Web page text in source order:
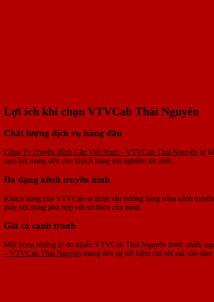
Lợi ích khi chọn VTVCab Thái Nguyên
Chất lượng dịch vụ hàng đầu
Công Ty Truyền Hình Cáp Việt Nam – VTVCab Thái Nguyên tự
cam kết mang đến cho khách hàng trải nghiệm tốt nhất.
Đa dạng kênh truyền hình
Khách hàng của VTVCab sẽ được tận hưởng hàng trăm kênh
thấy nội dung phù hợp với sở thích của mình.
Giá cả cạnh tranh
Một trong những lý do khiến VTVCab Thái Nguyên được nhiều
– VTVCab Thái Nguyên mang đến sự tiết kiệm chi phí mà vẫn